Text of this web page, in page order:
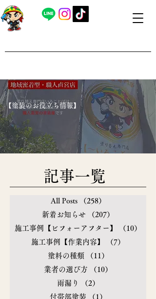
​【塗装のお役立ち情報】
​記事一覧
All Posts （258）
新着お知らせ
（207）
施工事例【ビフォーアフター】
（10）
施工事例【作業内容】
（7）
塗料の種類
（11）
業者の選び方
（10）
雨漏り
（2）
付帯部塗装
（1）